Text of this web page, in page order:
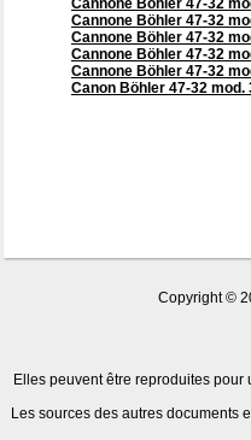
Cannone Böhler 47-32
Cannone Böhler 47-32
Cannone Böhler 47-32
Cannone Böhler 47-32
Cannone Böhler 47-32
Canon Böhler 47-32 mod.
Copyright ©
Elles peuvent être reproduites
Les sources des autres documents